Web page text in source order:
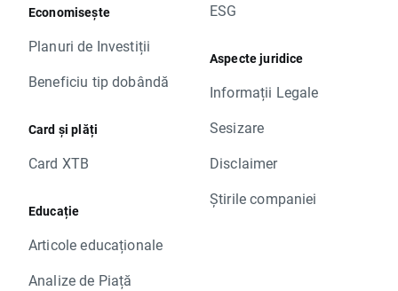
Economisește
Planuri de Investiții
Beneficiu tip dobândă
Card și plăți
Card XTB
Educație
Articole educaționale
Analize de Piață
ESG
Aspecte juridice
Informații Legale
Sesizare
Disclaimer
Știrile companiei